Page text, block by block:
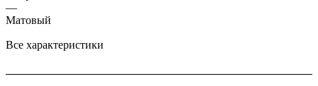
—
Матовый
Все характеристики